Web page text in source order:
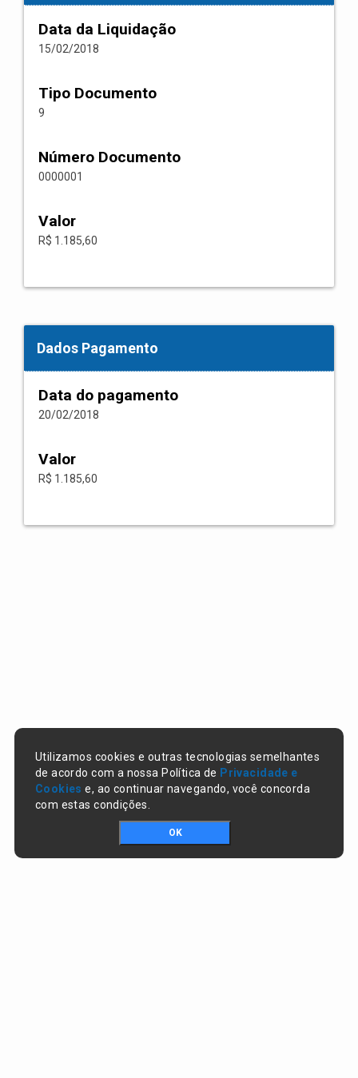
Data da Liquidação
15/02/2018
Tipo Documento
9
Número Documento
0000001
Valor
R$ 1.185,60
Dados Pagamento
Data do pagamento
20/02/2018
Valor
R$ 1.185,60
Utilizamos cookies e outras tecnologias semelhantes
de acordo com a nossa Política de Privacidade e
Cookies e, ao continuar navegando, você concorda
com estas condições.
OK